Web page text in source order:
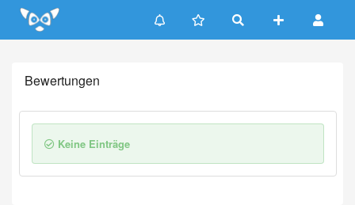
Update cookies preferences
Bewertungen
Keine Einträge